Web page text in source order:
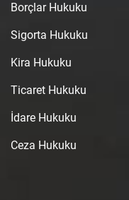
Borçlar Hukuku
Sigorta Hukuku
Kira Hukuku
Ticaret Hukuku
İdare Hukuku
Ceza Hukuku